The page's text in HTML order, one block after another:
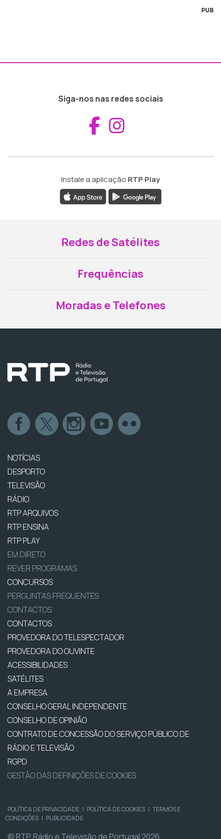
PUB
Siga-nos nas redes sociais
Aceder ao
Instale a aplicação RTP Play
Redes de Satélites
Frequências
Moradas e Telefones
NOTÍCIAS
DESPORTO
TELEVISÃO
RÁDIO
RTP ARQUIVOS
RTP ENSINA
RTP PLAY
EM DIRETO
REVER PROGRAMAS
CONCURSOS
PERGUNTAS FREQUENTES
CONTACTOS
CONTACTOS
PROVEDORA DO TELESPECTADOR
PROVEDORA DO OUVINTE
ACESSIBILIDADES
SATÉLITES
A EMPRESA
CONSELHO GERAL INDEPENDENTE
CONSELHO DE OPINIÃO
CONTRATO DE CONCESSÃO DO SERVIÇO PÚBLICO DE
RÁDIO E TELEVISÃO
RGPD
GESTÃO DAS DEFINIÇÕES DE COOKIES
POLÍTICA DE PRIVACIDADE | POLÍTICA DE COOKIES | TERMOS E
CONDIÇÕES | PUBLICIDADE
© RTP, Rádio e Televisão de Portugal 2026